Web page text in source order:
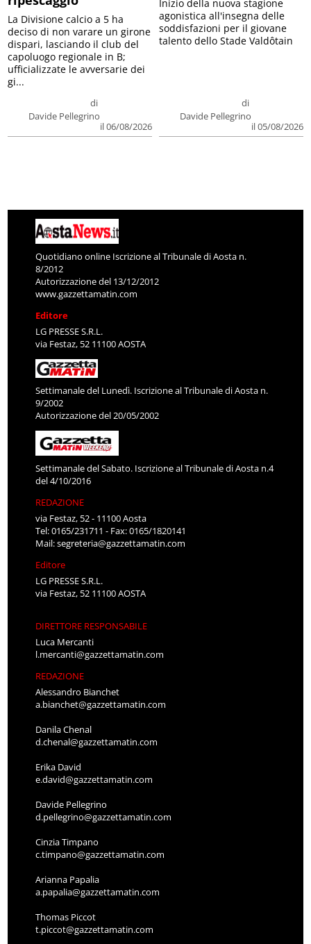
di
Davide Pellegrino
il 06/08/2026
La Divisione calcio a 5 ha
deciso di non varare un girone
dispari, lasciando il club del
capoluogo regionale in B;
ufficializzate le avversarie dei
gi...
di
Davide Pellegrino
il 05/08/2026
Inizio della nuova stagione
agonistica all'insegna delle
soddisfazioni per il giovane
talento dello Stade Valdôtain
Quotidiano online Iscrizione al Tribunale di Aosta n.
8/2012
Autorizzazione del 13/12/2012
www.gazzettamatin.com
Editore
LG PRESSE S.R.L.
via Festaz, 52 11100 AOSTA
Settimanale del Lunedì. Iscrizione al Tribunale di Aosta n.
9/2002
Autorizzazione del 20/05/2002
Settimanale del Sabato. Iscrizione al Tribunale di Aosta n.4
del 4/10/2016
REDAZIONE
via Festaz, 52 - 11100 Aosta
Tel: 0165/231711 - Fax: 0165/1820141
Mail:segreteria@gazzettamatin.com
Editore
LG PRESSE S.R.L.
via Festaz, 52 11100 AOSTA
DIRETTORE RESPONSABILE
Luca Mercanti
l.mercanti@gazzettamatin.com
REDAZIONE
Alessandro Bianchet
a.bianchet@gazzettamatin.com
Danila Chenal
d.chenal@gazzettamatin.com
Erika David
e.david@gazzettamatin.com
Davide Pellegrino
d.pellegrino@gazzettamatin.com
Cinzia Timpano
c.timpano@gazzettamatin.com
Arianna Papalia
a.papalia@gazzettamatin.com
Thomas Piccot
t.piccot@gazzettamatin.com